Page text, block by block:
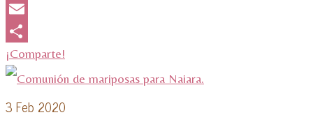
WhatsApp
Email
¡Comparte!
3 Feb 2020